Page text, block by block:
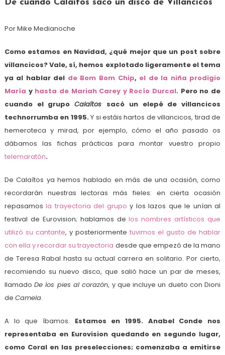
De cuando Calaítos sacó un disco de Villancicos
Por Mike Medianoche
Como estamos en Navidad, ¿qué mejor que un post sobre
villancicos? Vale, sí, hemos explotado ligeramente el tema
ya al hablar del de Bom Bom Chip, el de la niña prodigio
María yhasta de Mariah Carey y Rocío Durcal. Pero no de
cuando el grupoCalaítos sacó un elepé de villancicos
technorrumba en 1995.Y si estáis hartos de villancicos, tirad de
hemeroteca y mirad, por ejemplo, cómo el año pasado os
dábamos las fichas prácticas para montar vuestro propio
telemaratón.
De Calaítos ya hemos hablado en más de una ocasión, como
recordarán nuestras lectoras más fieles: en cierta ocasión
repasamosla trayectoria del grupo y los lazos que le unían al
festival de Eurovision; hablamos delos nombres artísticos que
utilizó su cantante, y posteriormentetuvimos el gusto de hablar
con ella y recordar su trayectoria desde que empezó de la mano
de Teresa Rabal hasta su actual carrera en solitario. Por cierto,
recomiendo su nuevo disco, que salió hace un par de meses,
llamadoDe los pies al corazón, y que incluye un dueto con Dioni
de Camela.
A lo que íbamos. Estamos en 1995. Anabel Conde nos
representaba en Eurovision quedando en segundo lugar,
como Coral en las preselecciones; comenzaba a emitirse